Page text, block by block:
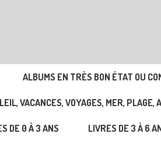
ALBUMS EN TRÈS BON ÉTAT OU
VACANCES, VOYAGES, MER, PLAGE,
DE 0 À 3 ANS LIVRES DE 3 À 6